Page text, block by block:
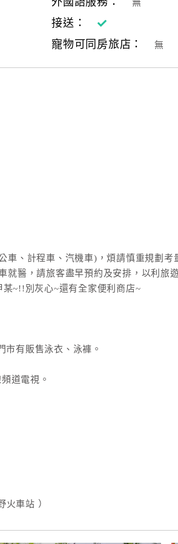
無
接送：
寵物可同房旅店： 無
車、計程車、汽機車)，煩請慎重規劃考
就醫，請旅客盡早預約及安排，以利旅
~!!別灰心~還有全家便利商店~
市有販售泳衣、泳褲。
道電視。
車站 ）